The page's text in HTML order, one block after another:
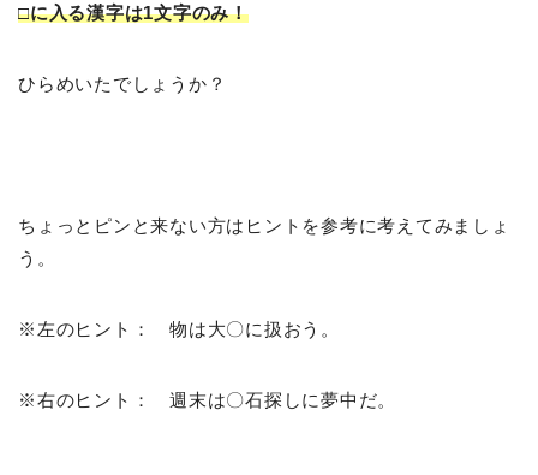
□に入る漢字は1文字のみ！
ひらめいたでしょうか？
ちょっとピンと来ない方はヒントを参考に考えてみましょ
う。
※左のヒント： 物は大〇に扱おう。
※右のヒント： 週末は〇石探しに夢中だ。